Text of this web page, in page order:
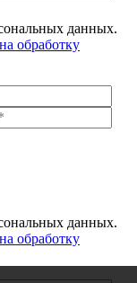
данных.
обработку
данных.
обработку